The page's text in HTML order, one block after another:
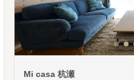
Mi casa 杭瀬